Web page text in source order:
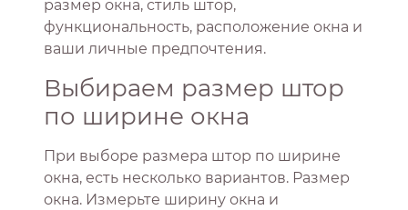
размер окна, стиль штор,
функциональность, расположение окна и
ваши личные предпочтения.
Выбираем размер штор
по ширине окна
При выборе размера штор по ширине
окна, есть несколько вариантов. Размер
окна. Измерьте ширину окна и